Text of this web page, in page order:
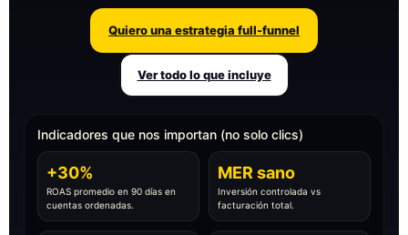
Quiero una estrategia full-funnel
Ver todo lo que incluye
Indicadores que nos importan (no solo clics)
+30%
ROAS promedio en 90 días en
cuentas ordenadas.
MER sano
Inversión controlada vs
facturación total.